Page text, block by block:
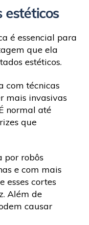
estéticos
é essencial para
que ela
estéticos.
com técnicas
mais invasivas
normal até
que
por robôs
e com mais
esses cortes
Além de
causar